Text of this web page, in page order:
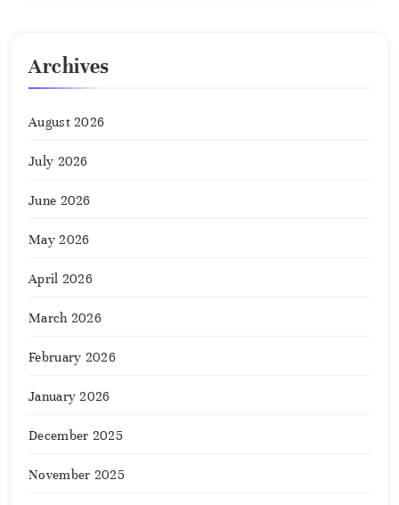
Archives
August 2026
July 2026
June 2026
May 2026
April 2026
March 2026
February 2026
January 2026
December 2025
November 2025